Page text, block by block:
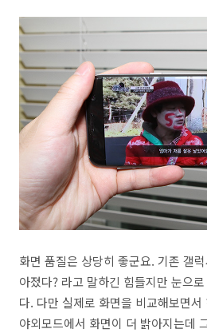
화면 품질은 상당히 좋군요. 기존 갤
아졌다? 라고 말하긴 힘들지만 눈으
다. 다만 실제로 화면을 비교해보면
야외모드에서 화면이 더 밝아지는데